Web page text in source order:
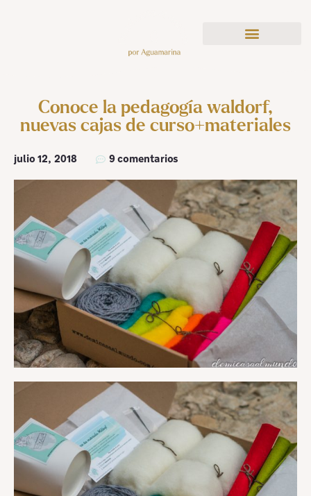
Conoce la pedagogía waldorf,
nuevas cajas de curso+materiales
julio 12, 2018 9 comentarios